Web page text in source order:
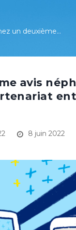
un deuxième…
avis
8 juin 2022